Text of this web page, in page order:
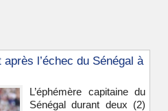
l’échec du Sénégal à
L’éphémère capitaine du
Sénégal durant deux (2)